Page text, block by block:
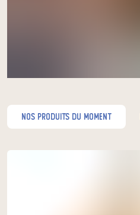
nos produits du moment